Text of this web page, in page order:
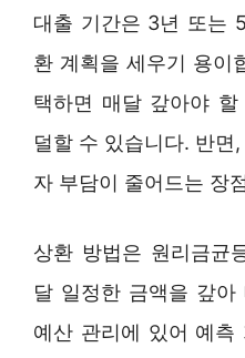
대출 기간은 3년 또는
환 계획을 세우기 용이
택하면 매달 갚아야
덜할 수 있습니다. 반면
자 부담이 줄어드는 장
상환 방법은 원리금균
달 일정한 금액을 갚아
예산 관리에 있어 예측